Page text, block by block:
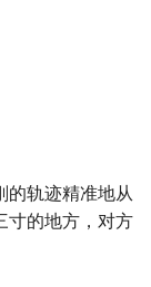
的轨迹精准地从
寸的地方，对方